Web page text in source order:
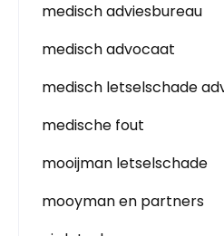
medisch adviesbureau
medisch advocaat
medisch letselschade
medische fout
mooijman letselschade
mooyman en partners